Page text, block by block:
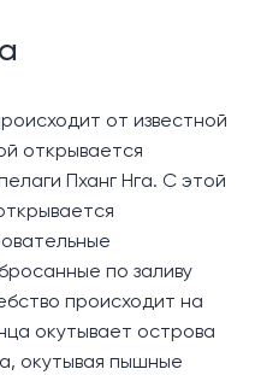
чтобы ваша поездка
от известной
открывается
Пханг Нга. С этой
по заливу
происходит на
окутывает острова
окутывая пышные